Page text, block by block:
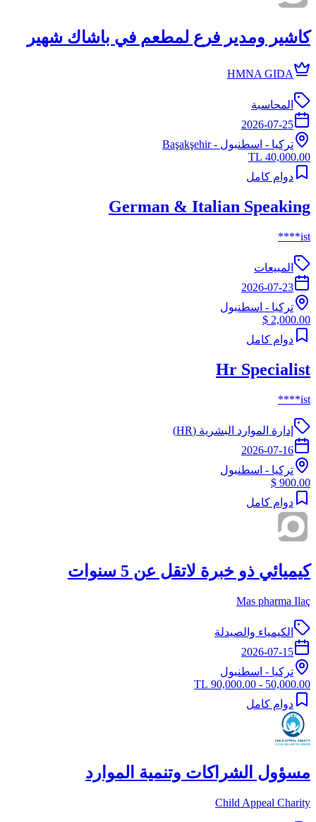
كاشير ومدير فرع لمطعم في باشاك شهير
HMNA GIDA
المحاسبة
2026-07-25
تركيا - اسطنبول - Başakşehir
40,000.00 TL
دوام كامل
German & Italian Speaking
ist****
المبيعات
2026-07-23
تركيا - اسطنبول
2,000.00 $
دوام كامل
Hr Specialist
ist****
إدارة الموارد البشرية (HR)
2026-07-16
تركيا - اسطنبول
900.00 $
دوام كامل
كيميائي ذو خبرة لاتقل عن 5 سنوات
Mas pharma Ilaç
الكيمياء والصيدلة
2026-07-15
تركيا - اسطنبول
50,000.00 - 90,000.00 TL
دوام كامل
مسؤول الشراكات وتنمية الموارد
Child Appeal Charity